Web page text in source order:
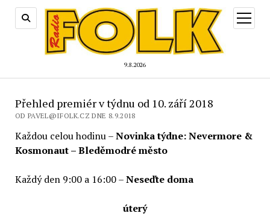
9.8.2026
otevřít
menu
Přehled premiér v týdnu od 10. září 2018
OD PAVEL@IFOLK.CZ DNE 8.9.2018
Každou celou hodinu –Novinka týdne: Nevermore &
Kosmonaut – Bleděmodré město
Každý den 9:00 a 16:00 –Neseďte doma
úterý